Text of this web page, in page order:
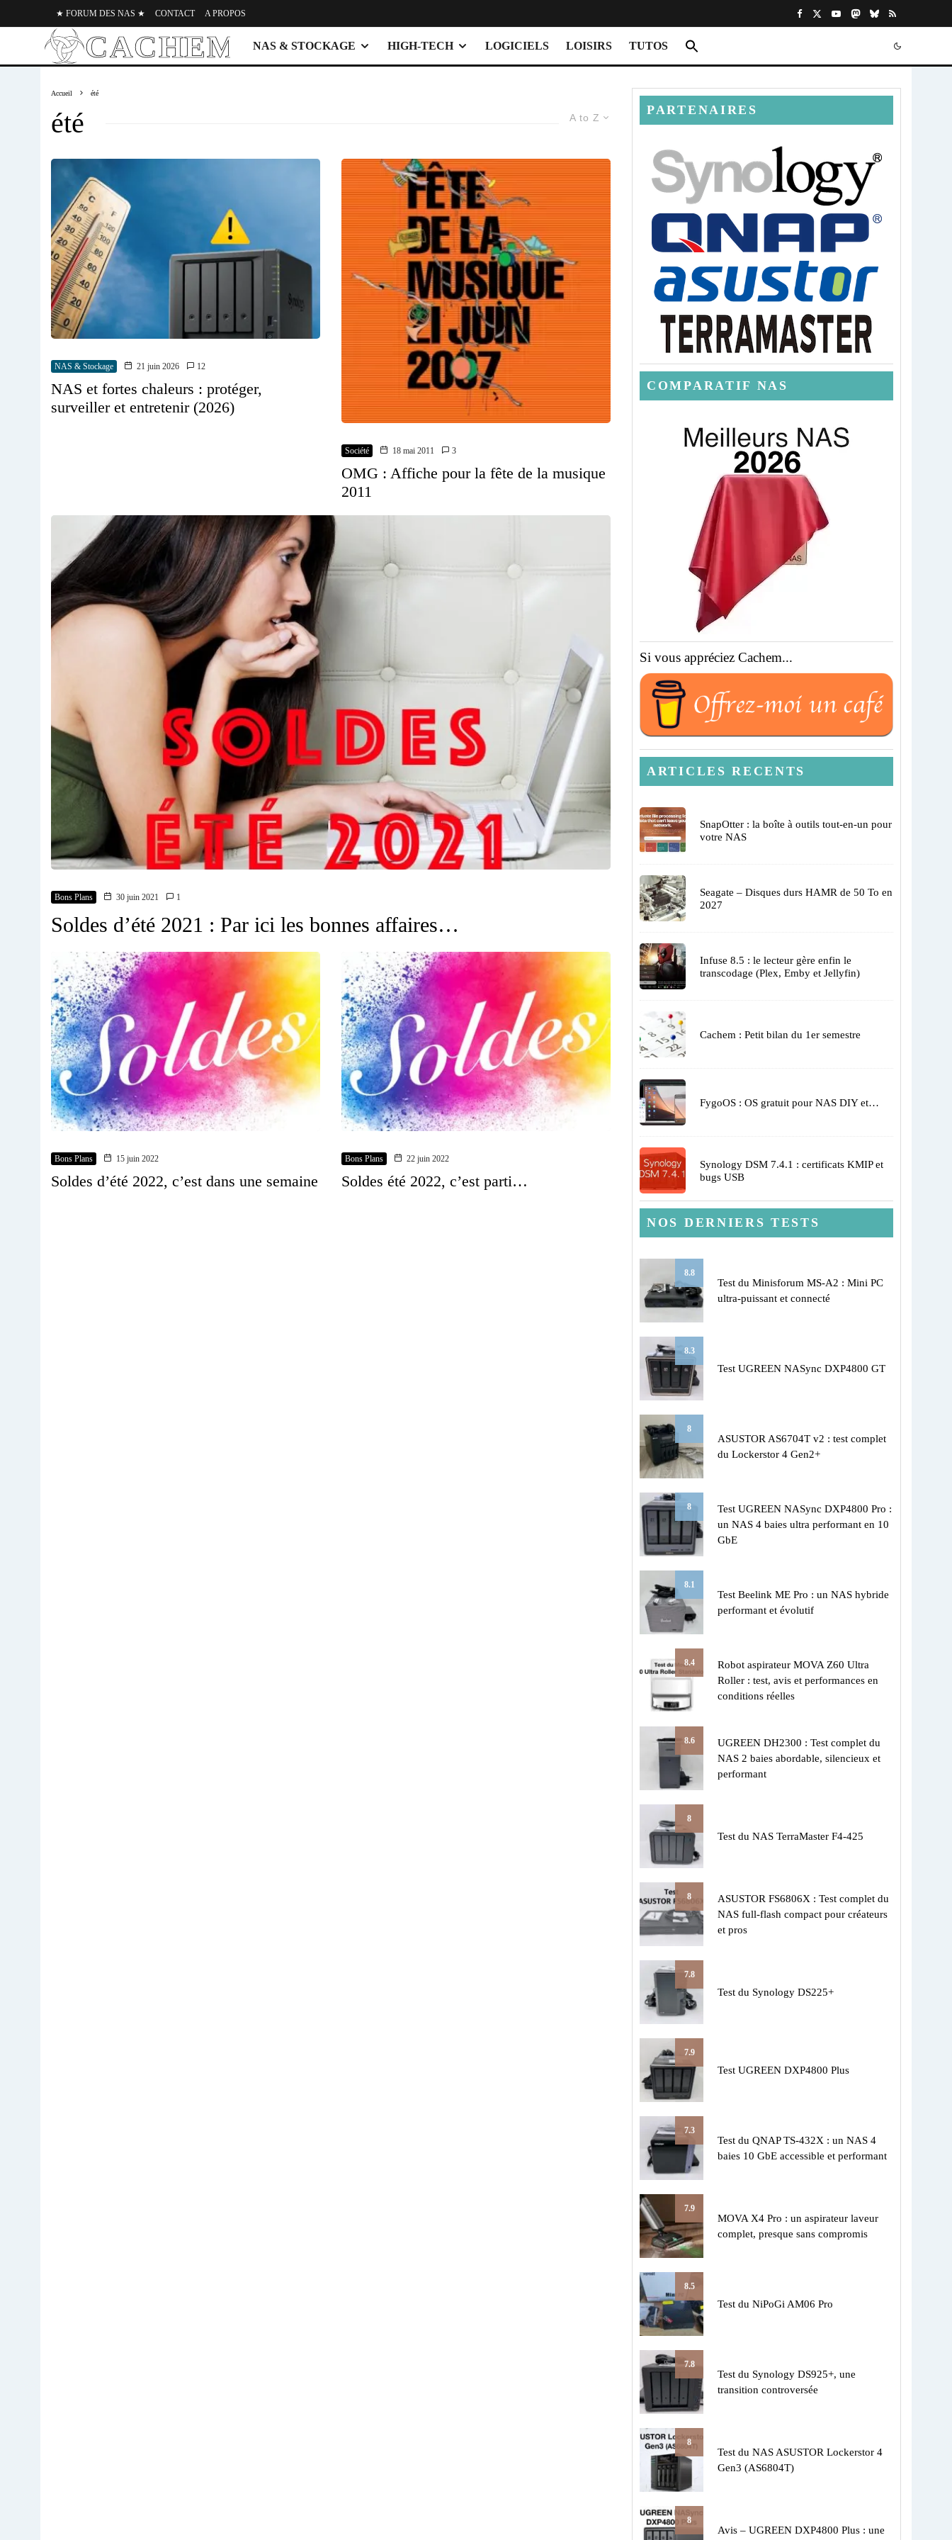
★ FORUM DES NAS ★ CONTACT A PROPOS
NAS & STOCKAGE HIGH-TECH LOGICIELS LOISIRS TUTOS
Accueil été
A to Z
été
NAS & Stockage 21 juin 2026 12
NAS et fortes chaleurs : protéger,
surveiller et entretenir (2026)
Société 18 mai 2011 3
OMG : Affiche pour la fête de la musique
2011
Bons Plans 30 juin 2021 1
Soldes d’été 2021 : Par ici les bonnes affaires…
Bons Plans 15 juin 2022
Soldes d’été 2022, c’est dans une semaine
Bons Plans 22 juin 2022
Soldes été 2022, c’est parti…
PARTENAIRES
COMPARATIF NAS
Si vous appréciez Cachem...
ARTICLES RECENTS
SnapOtter : la boîte à outils tout-en-un pour
votre NAS
Seagate – Disques durs HAMR de 50 To en
2027
Infuse 8.5 : le lecteur gère enfin le
transcodage (Plex, Emby et Jellyfin)
Cachem : Petit bilan du 1er semestre
FygoOS : OS gratuit pour NAS DIY et…
Synology DSM 7.4.1 : certificats KMIP et
bugs USB
NOS DERNIERS TESTS
8.8
Test du Minisforum MS-A2 : Mini PC
ultra-puissant et connecté
8.3
Test UGREEN NASync DXP4800 GT
8
ASUSTOR AS6704T v2 : test complet
du Lockerstor 4 Gen2+
8
Test UGREEN NASync DXP4800 Pro :
un NAS 4 baies ultra performant en 10
GbE
8.1
Test Beelink ME Pro : un NAS hybride
performant et évolutif
8.4
Robot aspirateur MOVA Z60 Ultra
Roller : test, avis et performances en
conditions réelles
8.6
UGREEN DH2300 : Test complet du
NAS 2 baies abordable, silencieux et
performant
8
Test du NAS TerraMaster F4-425
8
ASUSTOR FS6806X : Test complet du
NAS full-flash compact pour créateurs
et pros
7.8
Test du Synology DS225+
7.9
Test UGREEN DXP4800 Plus
7.3
Test du QNAP TS-432X : un NAS 4
baies 10 GbE accessible et performant
7.9
MOVA X4 Pro : un aspirateur laveur
complet, presque sans compromis
8.5
Test du NiPoGi AM06 Pro
7.8
Test du Synology DS925+, une
transition controversée
8
Test du NAS ASUSTOR Lockerstor 4
Gen3 (AS6804T)
8
Avis – UGREEN DXP4800 Plus : une